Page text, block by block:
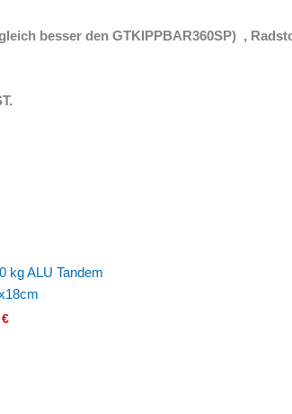
besser den GTKIPPBAR360SP) ,
kg ALU Tandem
€